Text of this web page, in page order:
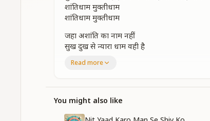
शांतिधाम मुक्तीधाम
शांतिधाम मुक्तीधाम
जहा अशांति का नाम नहीं
सुख दुख से न्यारा धाम वही है
जहा नहीं वाणी वही निर्वाण
मुक्तिधाम शांतिधाम
संकल्प विकल्प जहा नहीं कोई
Read more
You might also like